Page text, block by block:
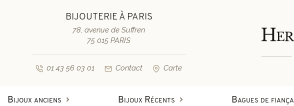
BIJOUTERIE À PARIS
78, avenue de Suffren
75 015 PARIS
01 43 56 03 01 Contact Carte
Bijoux anciens Bijoux Récents Bagues de